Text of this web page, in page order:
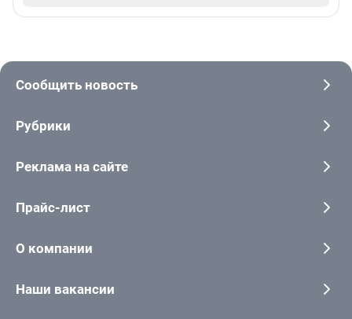
Сообщить новость
Рубрики
Реклама на сайте
Прайс-лист
О компании
Наши вакансии